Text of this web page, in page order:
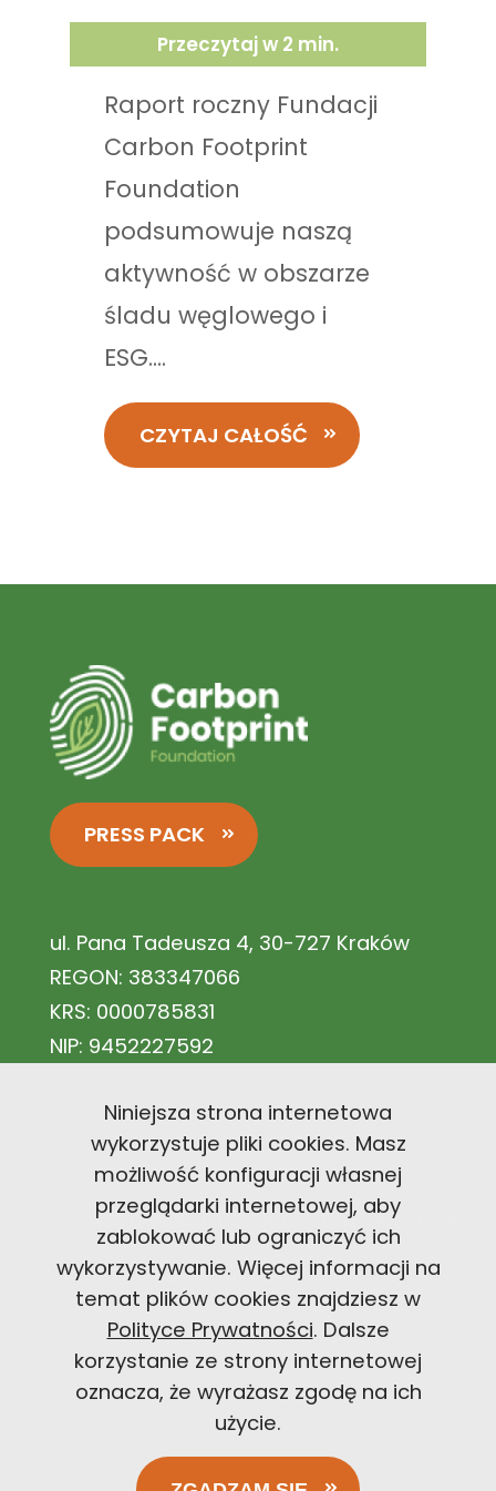
Niniejsza strona internetowa
wykorzystuje pliki cookies. Masz
możliwość konfiguracji własnej
przeglądarki internetowej, aby
zablokować lub ograniczyć ich
wykorzystywanie. Więcej informacji na
temat plików cookies znajdziesz w
Polityce Prywatności. Dalsze
korzystanie ze strony internetowej
oznacza, że wyrażasz zgodę na ich
użycie.
Przeczytaj w 2 min.
Raport roczny Fundacji
Carbon Footprint
Foundation
podsumowuje naszą
aktywność w obszarze
śladu węglowego i
ESG....
CZYTAJ CAŁOŚĆ
PRESS PACK
ul. Pana Tadeusza 4, 30-727 Kraków
REGON: 383347066
KRS: 0000785831
NIP: 9452227592
+48 726 300 494